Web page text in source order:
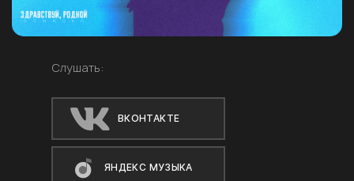
Слушать:
ВКОНТАКТЕ
ЯНДЕКС МУЗЫКА